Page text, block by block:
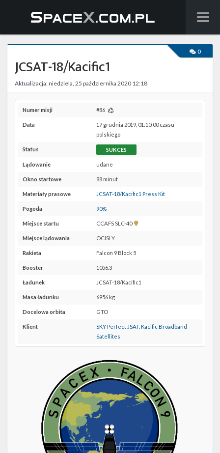
Wiadomości
Baza wiedzy
Starlink
Starship
Szukaj
Facebook
Twitter
Kalendarze
0
JCSAT-18/Kacific1
Aktualizacja: niedziela, 25 października 2020 12:18
Numer misji #86
Data
17 grudnia 2019, 01:10:00 czasu
polskiego
Status SUKCES
Lądowanie udane
Okno startowe 88 minut
Materiały prasowe JCSAT-18/Kacific1 Press Kit
Pogoda 90%
Miejsce startu CCAFS SLC-40
Pokaż
Maps
Miejsce lądowania OCISLY
Rakieta Falcon 9 Block 5
Booster 1056.3
Ładunek JCSAT-18/Kacific1
Masa ładunku 6956 kg
Docelowa orbita GTO
Klient SKY Perfect JSAT, Kacific Broadband
Satellites